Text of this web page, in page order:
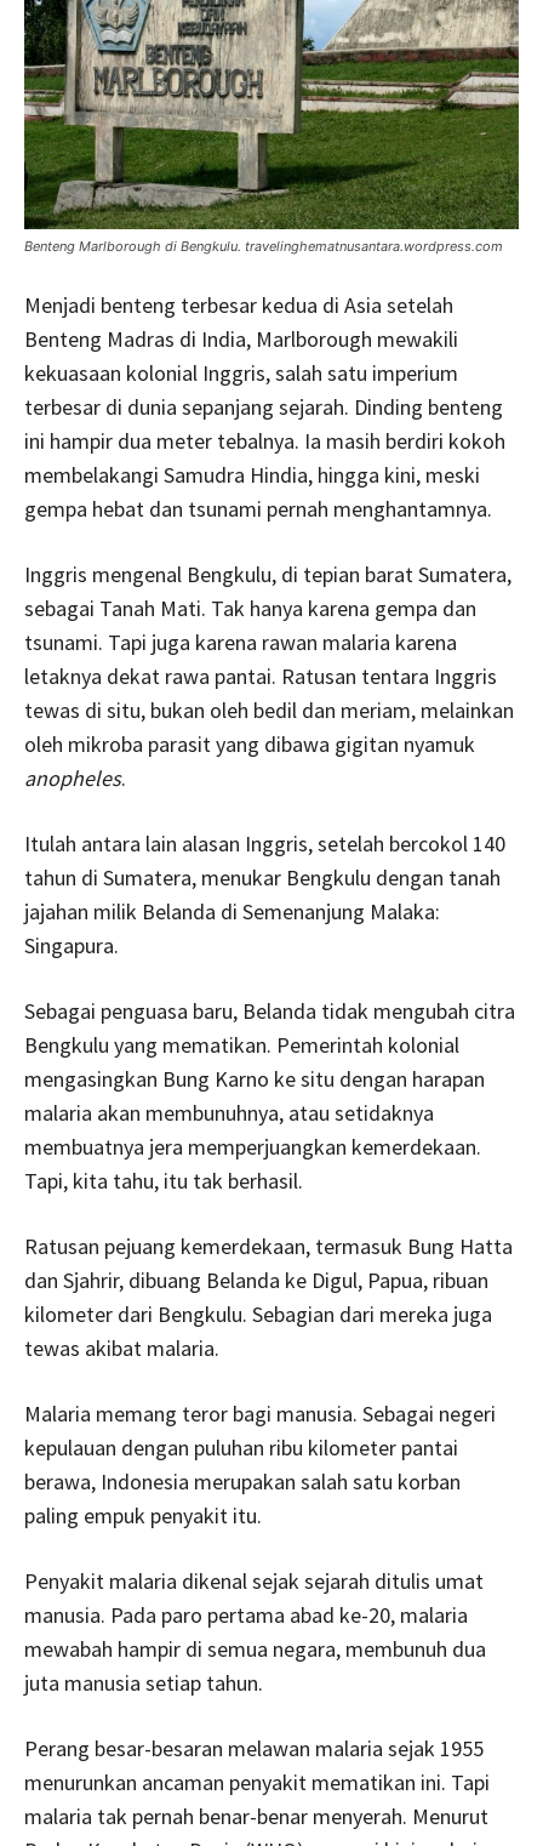
Benteng Marlborough di Bengkulu. travelinghematnusantara.wordpress.com
Menjadi benteng terbesar kedua di Asia setelah
Benteng Madras di India, Marlborough mewa­kili
kekuasaan kolonial Inggris, salah satu impe­rium
terbesar di dunia sepanjang sejarah. Dinding benteng
ini hampir dua meter tebalnya. Ia masih berdiri kokoh
membelakangi Samudra Hindia, hingga kini, meski
gempa hebat dan tsunami per­nah menghantamnya.
Inggris mengenal Bengkulu, di tepian barat Sumatera,
sebagai Tanah Mati. Tak hanya karena gempa dan
tsunami. Tapi juga karena rawan malaria karena
letaknya dekat rawa pantai. Ratus­an tentara Inggris
tewas di situ, bukan oleh bedil dan meriam, melainkan
oleh mikroba parasit yang dibawa gigitan nyamuk
anopheles.
Itulah antara lain alasan Inggris, setelah bercokol 140
tahun di Sumatera, menukar Bengkulu dengan tanah
jajahan milik Belanda di Semenanjung Malaka:
Singapura.
Sebagai penguasa baru, Belanda tidak mengubah citra
Bengkulu yang mematikan. Pemerintah kolonial
mengasingkan Bung Karno ke situ dengan harapan
malaria akan membunuhnya, atau setidak­nya
membuatnya jera memperjuangkan kemerde­kaan.
Tapi, kita tahu, itu tak berhasil.
Ratusan pejuang kemerdekaan, termasuk Bung Hatta
dan Sjahrir, dibuang Belanda ke Digul, Papua, ribuan
kilometer dari Bengkulu. Sebagian dari mereka juga
tewas akibat malaria.
Malaria memang teror bagi manusia. Sebagai negeri
kepulauan dengan puluhan ribu kilometer pantai
berawa, Indonesia merupakan salah satu korban
paling empuk penyakit itu.
Penyakit malaria dikenal sejak sejarah ditulis umat
manusia. Pada paro pertama abad ke-­20, malaria
mewabah hampir di semua negara, mem­bunuh dua
juta manusia setiap tahun.
Perang besar-­besaran melawan malaria sejak 1955
menurunkan ancaman penyakit mematikan ini. Tapi
malaria tak pernah benar-­benar menyerah. Menurut